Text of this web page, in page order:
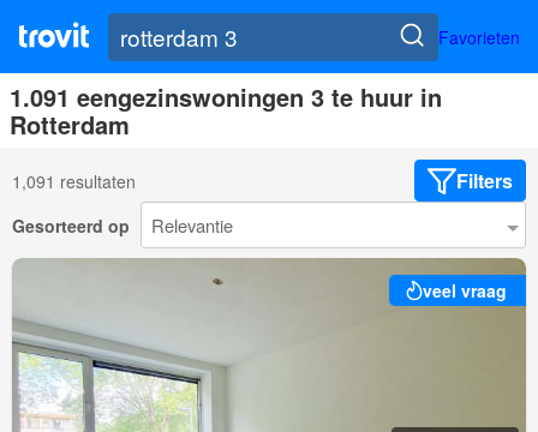
Favorieten
1.091 eengezinswoningen 3 te huur in
Rotterdam
1,091 resultaten Filters
Gesorteerd op
veel vraag